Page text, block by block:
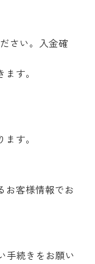
さい。入金確
す。
す。
お客様情報でお
手続きをお願い